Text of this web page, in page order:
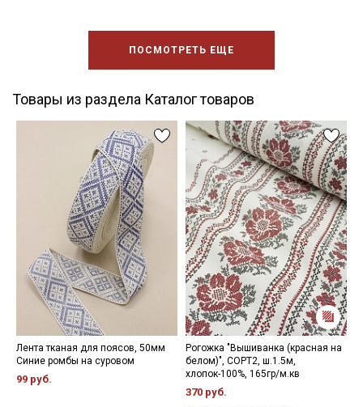
ПОСМОТРЕТЬ ЕЩЕ
Товары из раздела Каталог товаров
Лента тканая для поясов, 50мм
Синие ромбы на суровом
99 руб.
Рогожка "Вышиванка (красная на
белом)", СОРТ2, ш.1.5м,
хлопок-100%, 165гр/м.кв
370 руб.